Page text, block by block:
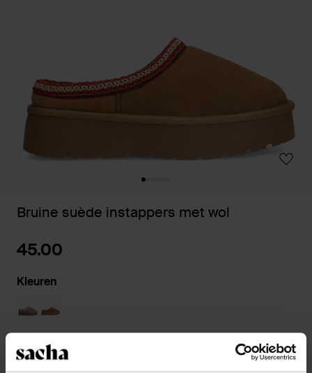
Bruine suède instappers met wol
45.00
Kleuren
Kies jouw maat